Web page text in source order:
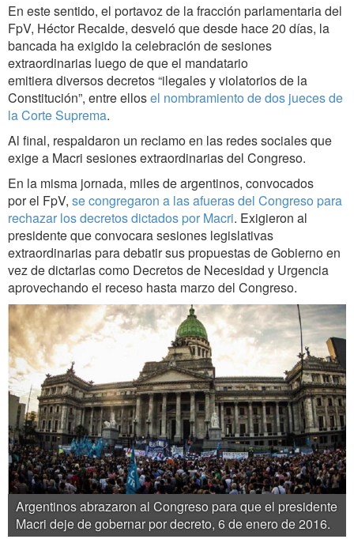
En este sentido, el portavoz de la fracción parlamentaria del
FpV, Héctor Recalde, desveló que desde hace 20 días, la
bancada ha exigido la celebración de sesiones
extraordinarias luego de que el mandatario
emitiera diversos decretos “ilegales y violatorios de la
Constitución”, entre ellosel nombramiento de dos jueces de
la Corte Suprema.
Al final, respaldaron un reclamo en las redes sociales que
exige a Macri sesiones extraordinarias del Congreso.
En la misma jornada, miles de argentinos, convocados
por el FpV, se congregaron a las afueras del Congreso para
rechazar los decretos dictados por Macri. Exigieron al
presidente que convocara sesiones legislativas
extraordinarias para debatir sus propuestas de Gobierno en
vez de dictarlas como Decretos de Necesidad y Urgencia
aprovechando el receso hasta marzo del Congreso.
Argentinos abrazaron al Congreso para que el presidente
Macri deje de gobernar por decreto, 6 de enero de 2016.